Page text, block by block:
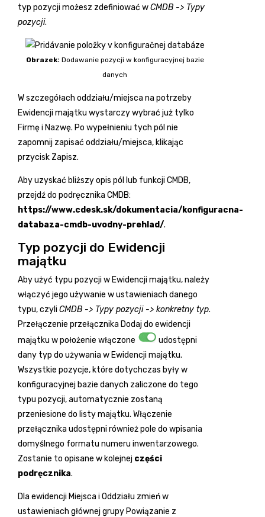
typ pozycji możesz zdefiniować wCMDB -> Typy
pozycji.
Obrazek: Dodawanie pozycji w konfiguracyjnej bazie
danych
W szczegółach oddziału/miejsca na potrzeby
Ewidencji majątku wystarczy wybrać już tylko
Firmę i Nazwę. Po wypełnieniu tych pól nie
zapomnij zapisać oddziału/miejsca, klikając
przycisk Zapisz.
Aby uzyskać bliższy opis pól lub funkcji CMDB,
przejdź do podręcznika CMDB:
https://www.cdesk.sk/dokumentacia/konfiguracna-
databaza-cmdb-uvodny-prehlad/.
Typ pozycji do Ewidencji
majątku
Aby użyć typu pozycji w Ewidencji majątku, należy
włączyć jego używanie w ustawieniach danego
typu, czyli CMDB -> Typy pozycji -> konkretny typ.
Przełączenie przełącznika Dodaj do ewidencji
majątku w położenie włączone
udostępni
dany typ do używania w Ewidencji majątku.
Wszystkie pozycje, które dotychczas były w
konfiguracyjnej bazie danych zaliczone do tego
typu pozycji, automatycznie zostaną
przeniesione do listy majątku. Włączenie
przełącznika udostępni również pole do wpisania
domyślnego formatu numeru inwentarzowego.
Zostanie to opisane w kolejnej części
podręcznika.
Dla ewidencji Miejsca i Oddziału zmień w
ustawieniach głównej grupy Powiązanie z